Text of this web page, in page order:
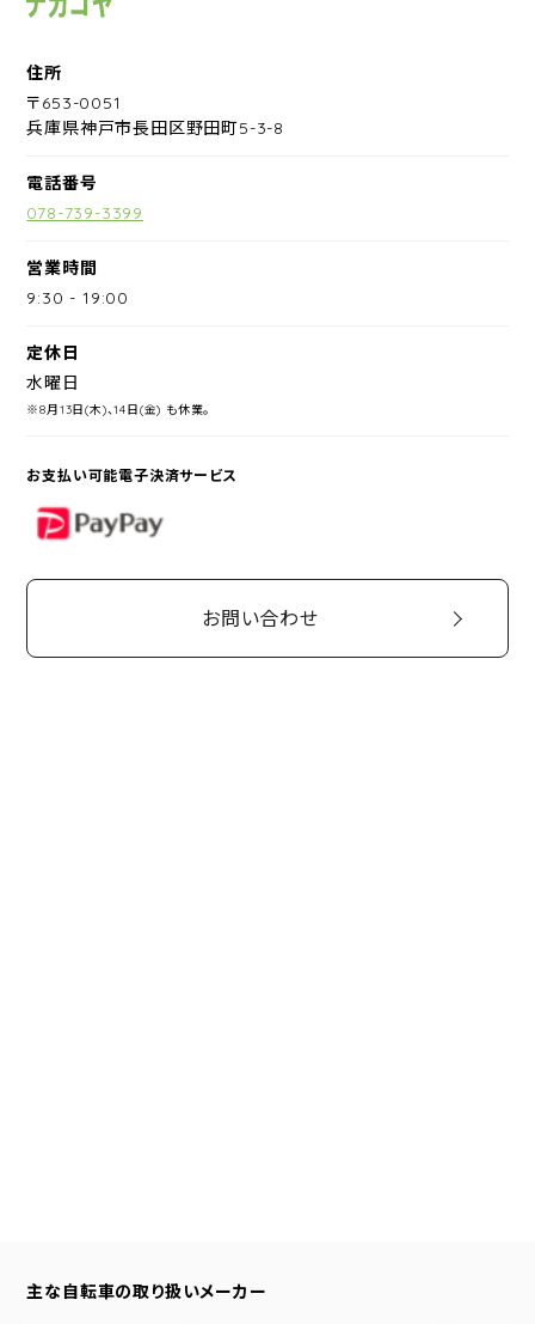
住所
〒653-0051
兵庫県神戸市長田区野田町5-3-8
電話番号
078-739-3399
営業時間
9:30 -19:00
定休日
水曜日
※8月13日(木)、14日(金) も休業。
お支払い可能電子決済サービス
PayPay
お問い合わせ
主な自転車の取り扱いメーカー